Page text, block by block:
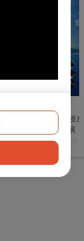
2026板橋高中校
樂團18周年公演
輝 Luminous》